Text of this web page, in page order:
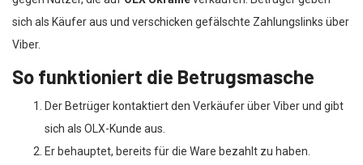
sich als Käufer aus und verschicken gefälschte Zahlungslinks über
Viber.
So funktioniert die Betrugsmasche
Der Betrüger kontaktiert den Verkäufer über Viber und gibt
sich als OLX-Kunde aus.
Er behauptet, bereits für die Ware bezahlt zu haben.